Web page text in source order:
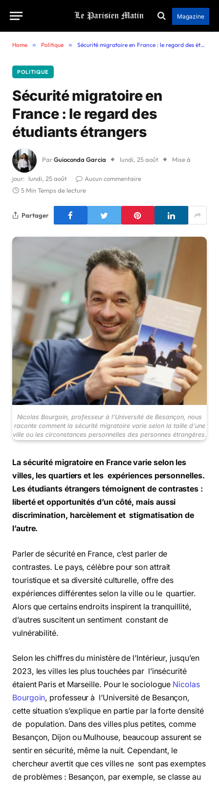
Magazine
Home » Politique » Sécurité migratoire en France : le regard des étudiants étrangers
POLITIQUE
Sécurité migratoire en
France : le regard des
étudiants étrangers
ParGuioconda Garcia lundi, 25 août Mise à
jour: lundi, 25 août
Aucun commentaire
5 Min Temps de lecture
Partager
Nicolas Bourgoin, professeur à l’Université de Besançon, nous
raconte comment la sécurité migratoire varie selon la taille d'une
ville ou les circonstances personnelles des personnes étrangères.
La sécurité migratoire en France varie selon les
villes, les quartiers et les expériences personnelles.
Les étudiants étrangers témoignent de contrastes :
liberté et opportunités d’un côté, mais aussi
discrimination, harcèlement et stigmatisation de
l’autre.
Parler de sécurité en France, c’est parler de
contrastes. Le pays, célèbre pour son attrait
touristique et sa diversité culturelle, offre des
expériences différentes selon la ville ou le quartier.
Alors que certains endroits inspirent la tranquillité,
d’autres suscitent un sentiment constant de
vulnérabilité.
Selon les chiffres du ministère de l’Intérieur, jusqu’en
2023, les villes les plus touchées par l’insécurité
étaient Paris et Marseille. Pour le sociologue Nicolas
Bourgoin, professeur à l’Université de Besançon,
cette situation s’explique en partie par la forte densité
de population. Dans des villes plus petites, comme
Besançon, Dijon ou Mulhouse, beaucoup assurent se
sentir en sécurité, même la nuit. Cependant, le
chercheur avertit que ces villes ne sont pas exemptes
de problèmes : Besançon, par exemple, se classe au